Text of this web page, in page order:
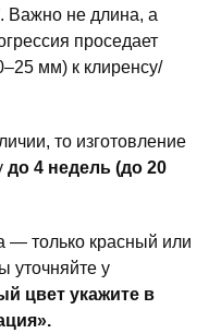
Важно не длина, а
проседает
мм) к клиренсу/
то изготовление
до 4 недель (до 20
— только красный или
уточняйте у
цвет укажите в